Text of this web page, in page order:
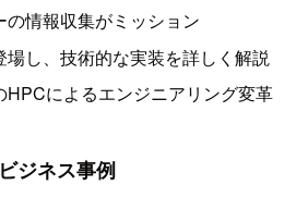
の情報収集がミッション
場し、技術的な実装を詳しく解説
HPCによるエンジニアリング変革
ジネス事例